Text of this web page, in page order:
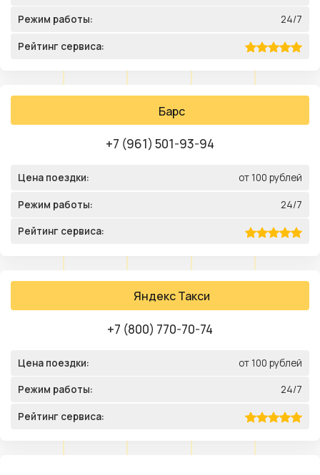
Режим работы: 24/7
Рейтинг сервиса:
Барс
+7 (961) 501-93-94
Цена поездки: от 100 рублей
Режим работы: 24/7
Рейтинг сервиса:
Яндекс Такси
+7 (800) 770-70-74
Цена поездки: от 100 рублей
Режим работы: 24/7
Рейтинг сервиса: